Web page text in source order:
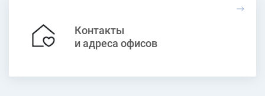
Контакты
и адреса офисов